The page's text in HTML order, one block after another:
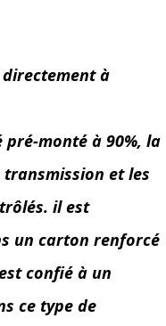
à
pré-monté à 90%, la
et les
il est
un carton renforcé
confié à un
ce type de